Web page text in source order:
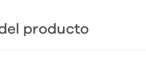
producto